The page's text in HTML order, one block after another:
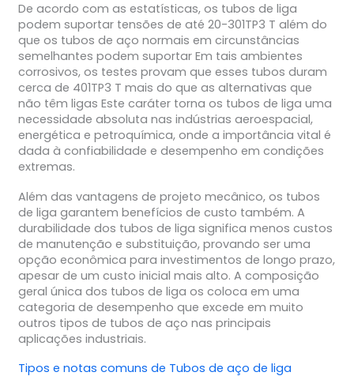
De acordo com as estatísticas, os tubos de liga
podem suportar tensões de até 20-301TP3 T além do
que os tubos de aço normais em circunstâncias
semelhantes podem suportar Em tais ambientes
corrosivos, os testes provam que esses tubos duram
cerca de 401TP3 T mais do que as alternativas que
não têm ligas Este caráter torna os tubos de liga uma
necessidade absoluta nas indústrias aeroespacial,
energética e petroquímica, onde a importância vital é
dada à confiabilidade e desempenho em condições
extremas.
Além das vantagens de projeto mecânico, os tubos
de liga garantem benefícios de custo também. A
durabilidade dos tubos de liga significa menos custos
de manutenção e substituição, provando ser uma
opção econômica para investimentos de longo prazo,
apesar de um custo inicial mais alto. A composição
geral única dos tubos de liga os coloca em uma
categoria de desempenho que excede em muito
outros tipos de tubos de aço nas principais
aplicações industriais.
Tipos e notas comuns de Tubos de aço de liga